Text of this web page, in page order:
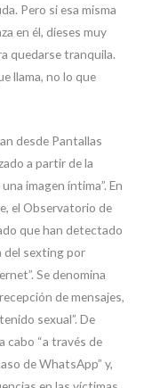
Pero si esa misma
en él, dieses muy
quedarse tranquila.
llama, no lo que
desde Pantallas
a partir de la
imagen íntima”. En
el Observatorio de
que han detectado
del sexting por
Se denomina
de mensajes,
sexual”. De
cabo “a través de
de WhatsApp” y,